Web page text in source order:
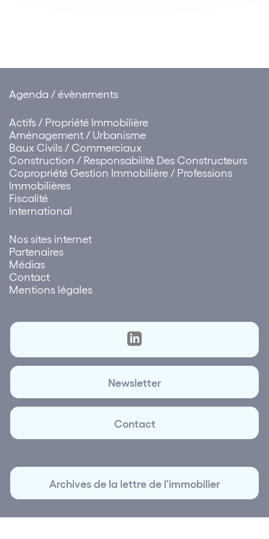
Agenda / évènements
Actifs / Propriété Immobilière
Aménagement / Urbanisme
Baux Civils / Commerciaux
Construction / Responsabilité Des Constructeurs
Copropriété Gestion Immobilière / Professions
Immobilières
Fiscalité
International
Nos sites internet
Partenaires
Médias
Contact
Mentions légales
Newsletter
Contact
Archives de la lettre de l'immobilier